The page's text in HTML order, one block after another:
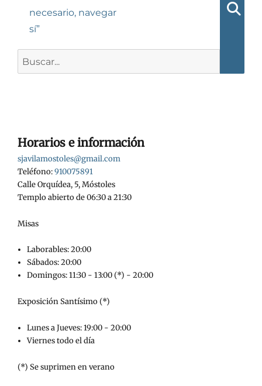
necesario, navegar
sí”
Horarios e información
sjavilamostoles@gmail.com
Teléfono:910075891
Calle Orquídea, 5, Móstoles
Templo abierto de 06:30 a 21:30
Misas
Laborables: 20:00
Sábados: 20:00
Domingos: 11:30 - 13:00 (*) - 20:00
Exposición Santísimo (*)
Lunes a Jueves: 19:00 - 20:00
Viernes todo el día
(*) Se suprimen en verano